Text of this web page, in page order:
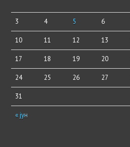
« јун
3 4 5 6
10 11 12 13
17 18 19 20
24 25 26 27
31